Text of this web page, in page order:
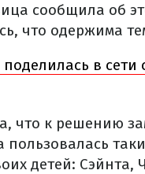
сообщила об
что одержима
поделилась в
что к решению
детей: Сэйнта,